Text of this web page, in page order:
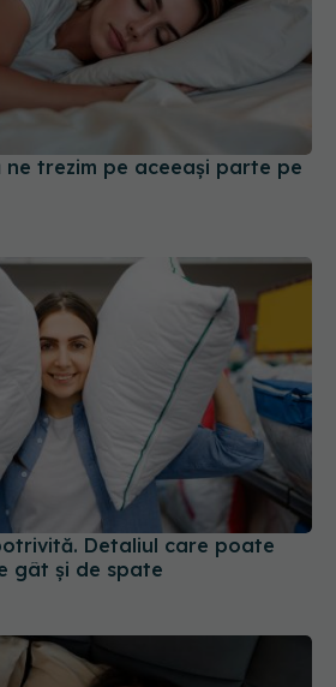
ne trezim pe aceeași parte pe
Detaliul care poate
gât și de spate